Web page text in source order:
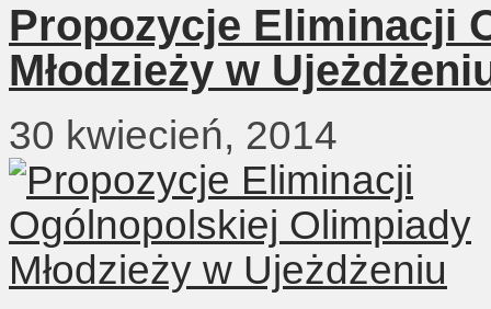
Propozycje Eliminacji
Młodzieży w
30 kwiecień, 2014